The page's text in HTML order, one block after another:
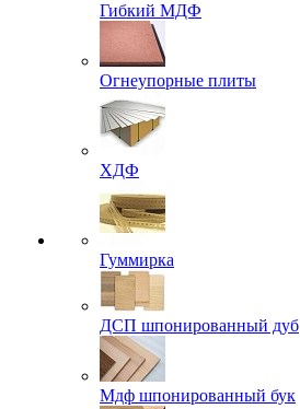
Гибкий МДФ
Огнеупорные плиты
ХДФ
Гуммирка
ДСП шпонированный дуб
Мдф шпонированный бук